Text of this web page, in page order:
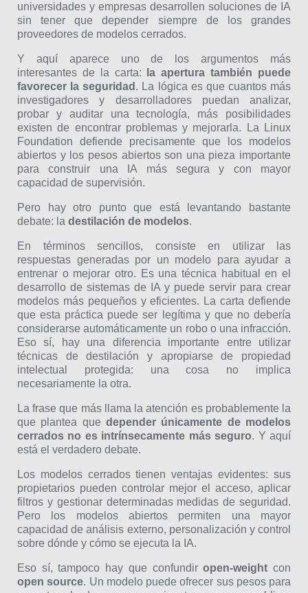
universidades y empresas desarrollen soluciones de IA
sin tener que depender siempre de los grandes
proveedores de modelos cerrados.
Y aquí aparece uno de los argumentos más
interesantes de la carta:
la apertura también puede
favorecer la seguridad . La lógica es que cuantos más
investigadores y desarrolladores puedan analizar,
probar y auditar una tecnología, más posibilidades
existen de encontrar problemas y mejorarla. La Linux
Foundation defiende precisamente que los modelos
abiertos y los pesos abiertos son una pieza importante
para construir una IA más segura y con mayor
capacidad de supervisión.
Pero hay otro punto que está levantando bastante
debate: la destilación de modelos.
En términos sencillos, consiste en utilizar las
respuestas generadas por un modelo para ayudar a
entrenar o mejorar otro. Es una técnica habitual en el
desarrollo de sistemas de IA y puede servir para crear
modelos más pequeños y eficientes. La carta defiende
que esta práctica puede ser legítima y que no debería
considerarse automáticamente un robo o una infracción.
Eso sí, hay una diferencia importante entre utilizar
técnicas de destilación y apropiarse de propiedad
intelectual protegida: una cosa no implica
necesariamente la otra.
La frase que más llama la atención es probablemente la
que plantea que depender únicamente de modelos
cerrados no es intrínsecamente más seguro. Y aquí
está el verdadero debate.
Los modelos cerrados tienen ventajas evidentes: sus
propietarios pueden controlar mejor el acceso, aplicar
filtros y gestionar determinadas medidas de seguridad.
Pero los modelos abiertos permiten una mayor
capacidad de análisis externo, personalización y control
sobre dónde y cómo se ejecuta la IA.
Eso sí, tampoco hay que confundiropen-weight con
open source. Un modelo puede ofrecer sus pesos para